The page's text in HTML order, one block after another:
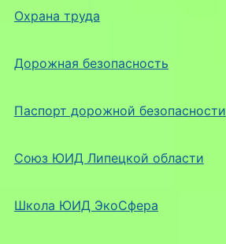
Охрана труда
Дорожная безопасность
Паспорт дорожной безопасности
Союз ЮИД Липецкой области
Школа ЮИД ЭкоСфера